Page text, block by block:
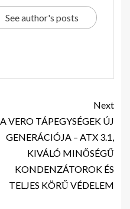
See author's posts
Next
A VERO TÁPEGYSÉGEK ÚJ
GENERÁCIÓJA – ATX 3.1,
KIVÁLÓ MINŐSÉGŰ
KONDENZÁTOROK ÉS
TELJES KÖRŰ VÉDELEM